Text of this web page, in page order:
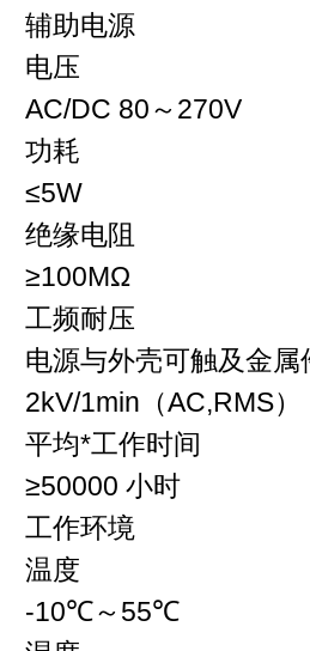
辅助电源
电压
AC/DC 80～270V
功耗
≤5W
绝缘电阻
≥100MΩ
工频耐压
电源与外壳可触及金
2kV/1min（AC,RMS）
平均*工作时间
≥50000 小时
工作环境
温度
-10℃～55℃